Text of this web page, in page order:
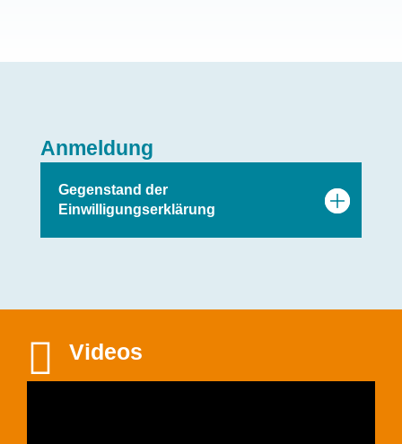
Anmeldung
Gegenstand der
Einwilligungserklärung
 Videos